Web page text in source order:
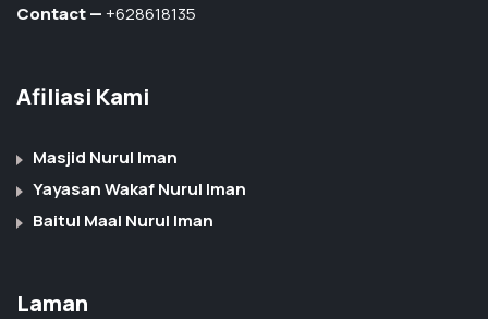
Contact —+628618135
Afiliasi Kami
Masjid Nurul Iman
Yayasan Wakaf Nurul Iman
Baitul Maal Nurul Iman
Laman